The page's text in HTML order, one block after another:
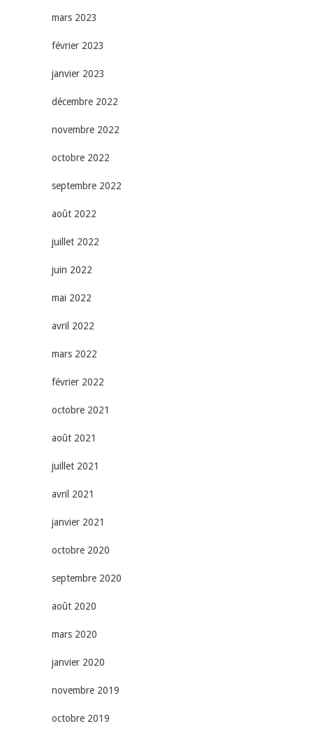
mars 2023
février 2023
janvier 2023
décembre 2022
novembre 2022
octobre 2022
septembre 2022
août 2022
juillet 2022
juin 2022
mai 2022
avril 2022
mars 2022
février 2022
octobre 2021
août 2021
juillet 2021
avril 2021
janvier 2021
octobre 2020
septembre 2020
août 2020
mars 2020
janvier 2020
novembre 2019
octobre 2019